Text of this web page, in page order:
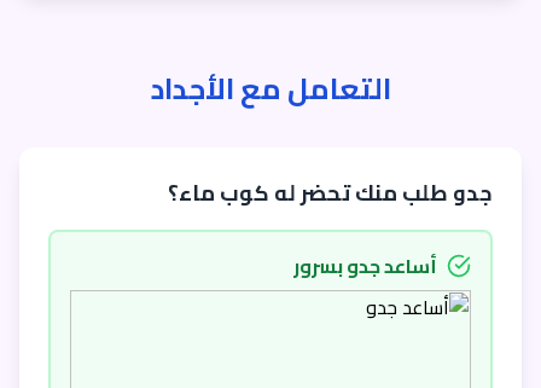
التعامل مع الأجداد
جدو طلب منك تحضر له كوب ماء؟
أساعد جدو بسرور